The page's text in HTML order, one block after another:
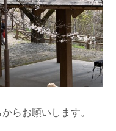
らお願いします。